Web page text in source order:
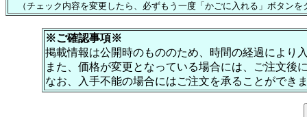
（チェック内容を変更したら、必ずもう一度「かごに入れる」ボタン
※ご確認事項※
掲載情報は公開時のもののため、時間の経過により
また、価格が変更となっている場合には、ご注文後
なお、入手不能の場合にはご注文を承ることができ